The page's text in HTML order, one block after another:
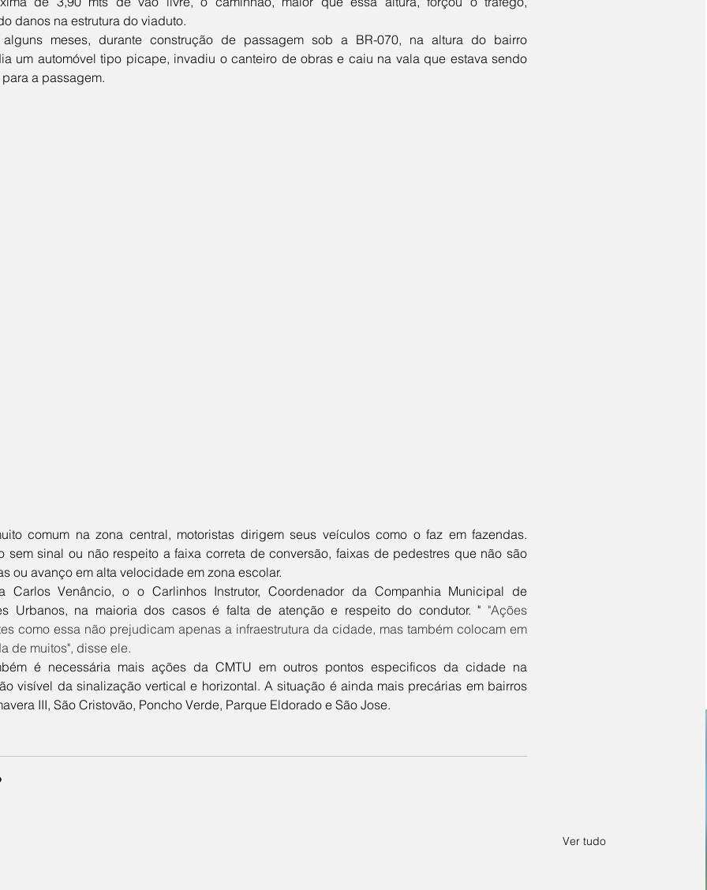
danos na estrutura do viaduto.
um automóvel tipo picape, invadiu o canteiro de obras e caiu na vala que estava sendo
a passagem.
sem sinal ou não respeito a faixa correta de conversão, faixas de pedestres que não são
ou avanço em alta velocidade em zona escolar.
Urbanos, na maioria dos casos é falta de atenção e respeito do condutor. " "Ações
como essa não prejudicam apenas a infraestrutura da cidade, mas também colocam em
de muitos", disse ele.
visível da sinalização vertical e horizontal. A situação é ainda mais precárias em bairros
III, São Cristovão, Poncho Verde, Parque Eldorado e São Jose.
Ver tudo